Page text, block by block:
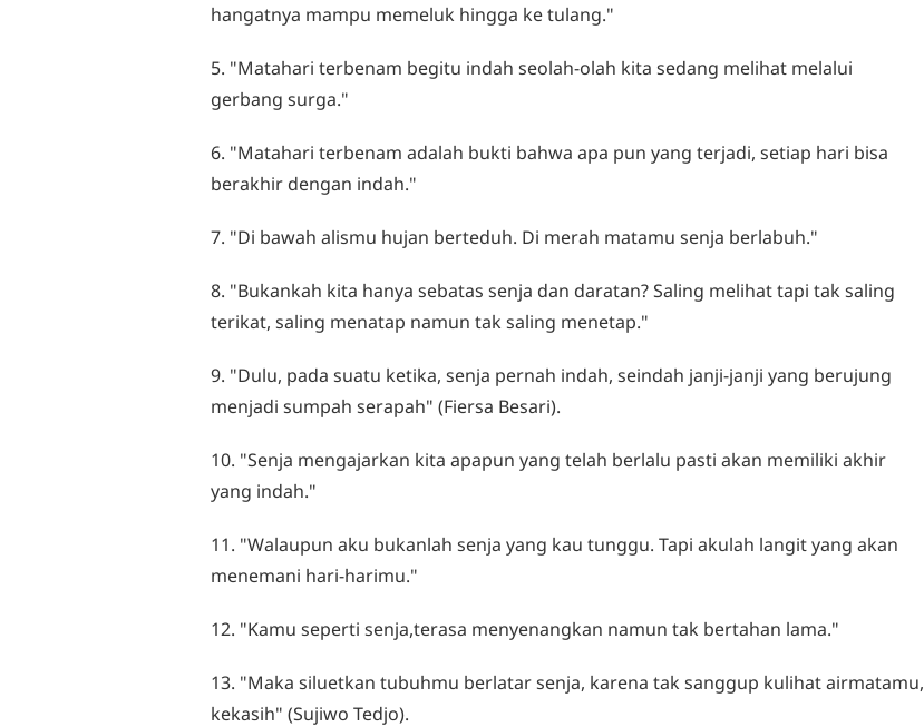
hangatnya mampu memeluk hingga ke tulang."
5. "Matahari terbenam begitu indah seolah-olah kita sedang melihat melalui
gerbang surga."
6. "Matahari terbenam adalah bukti bahwa apa pun yang terjadi, setiap hari bisa
berakhir dengan indah."
7. "Di bawah alismu hujan berteduh. Di merah matamu senja berlabuh."
8. "Bukankah kita hanya sebatas senja dan daratan? Saling melihat tapi tak saling
terikat, saling menatap namun tak saling menetap."
9. "Dulu, pada suatu ketika, senja pernah indah, seindah janji-janji yang berujung
menjadi sumpah serapah" (Fiersa Besari).
10. "Senja mengajarkan kita apapun yang telah berlalu pasti akan memiliki akhir
yang indah."
11. "Walaupun aku bukanlah senja yang kau tunggu. Tapi akulah langit yang akan
menemani hari-harimu."
12. "Kamu seperti senja,terasa menyenangkan namun tak bertahan lama."
13. "Maka siluetkan tubuhmu berlatar senja, karena tak sanggup kulihat airmatamu,
kekasih" (Sujiwo Tedjo).